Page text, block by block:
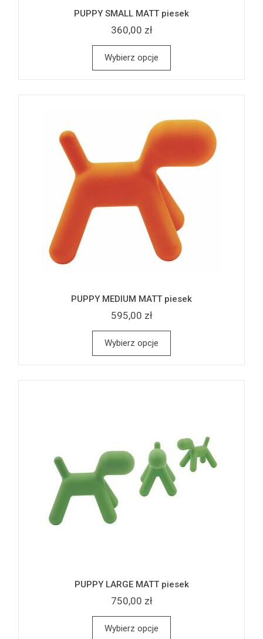
PUPPY SMALL MATT piesek
360,00 zł
Wybierz opcje
PUPPY MEDIUM MATT piesek
595,00 zł
Wybierz opcje
PUPPY LARGE MATT piesek
750,00 zł
Wybierz opcje